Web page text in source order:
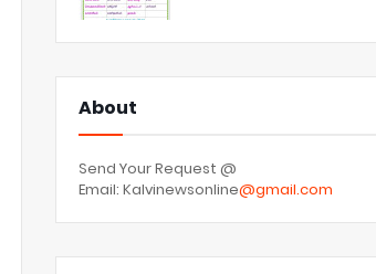
About
Send Your Request @
Email: Kalvinewsonline@gmail.com